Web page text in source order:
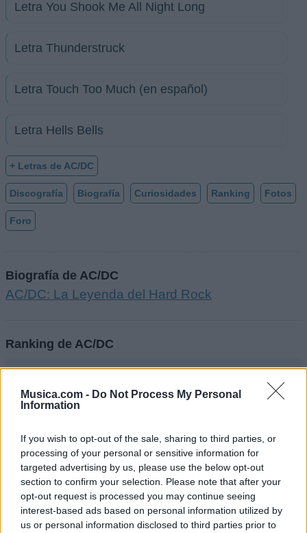
Musica.com - Do Not Process My Personal
Information
If you wish to opt-out of the sale, sharing to third parties, or
processing of your personal or sensitive information for
targeted advertising by us, please use the below opt-out
section to confirm your selection. Please note that after your
opt-out request is processed you may continue seeing
interest-based ads based on personal information utilized by
us or personal information disclosed to third parties prior to
Letra You Shook Me All Night Long
Letra Thunderstruck
Letra Touch Too Much (en español)
Letra Hells Bells
+ Letras de AC/DC
Discografía Biografía Curiosidades Ranking Fotos
Foro
Biografía de AC/DC
AC/DC: La Leyenda del Hard Rock
Ranking de AC/DC
semana, su mejor puesto ha sido el53ºen
noviembre de 2020.
¿Apoyar a AC/DC?
Ranking de AC/DC TOP Música